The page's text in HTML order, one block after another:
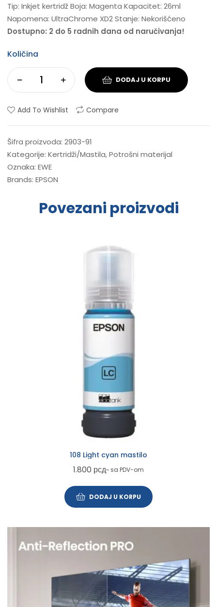
Tip: Inkjet kertridž Boja: Magenta Kapacitet: 26ml
Napomena: UltraChrome XD2 Stanje: Nekorišćeno
Dostupno: 2 do 5 radnih dana od naručivanja!
Količina
DODAJ U KORPU
Add To Wishlist Compare
Šifra proizvoda: 2903-91
Kategorije: Kertridži/Mastila,Potrošni materijal
Oznaka: EWE
Brands: EPSON
Povezani proizvodi
108 Light cyan mastilo
1.800 рсд~ sa PDV-om
DODAJ U KORPU